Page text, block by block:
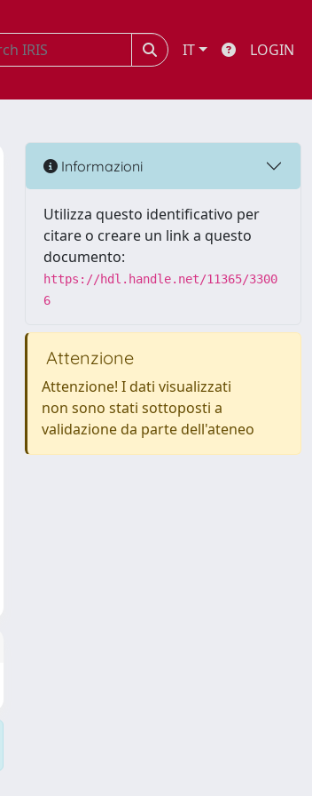
IT LOGIN
Informazioni
Utilizza questo identificativo per
citare o creare un link a questo
documento:
https://hdl.handle.net/11365/3300
6
Attenzione
Attenzione! I dati visualizzati
non sono stati sottoposti a
validazione da parte dell'ateneo